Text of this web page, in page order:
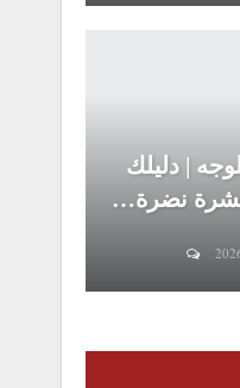
| دليلك
نضرة…